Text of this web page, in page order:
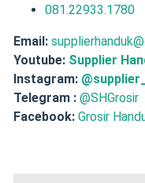
081.22933.1780
Email:
Youtube: Supplier
Instagram:
Telegram : @SHGrosir
Facebook: Grosir